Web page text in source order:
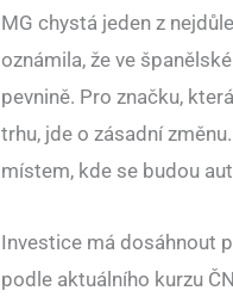
MG chystá jeden z
oznámila, že ve
pevnině. Pro značku,
trhu, jde o zásadní
místem, kde se budou
Investice má dosáhnout
podle aktuálního kurzu